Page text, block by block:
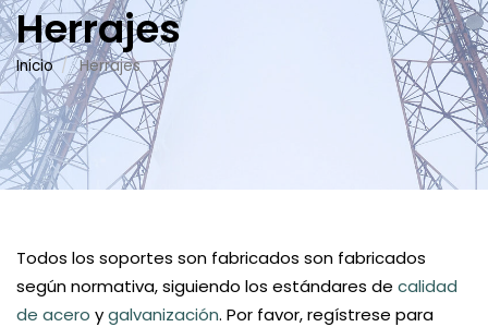
Herrajes
Inicio Herrajes
Todos los soportes son fabricados son fabricados
según normativa, siguiendo los estándares de calidad
de acero ygalvanización. Por favor, regístrese para